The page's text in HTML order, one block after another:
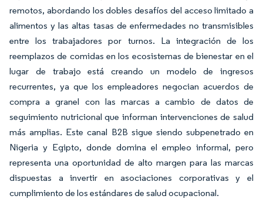
remotos, abordando los dobles desafíos del acceso limitado a
alimentos y las altas tasas de enfermedades no transmisibles
entre los trabajadores por turnos. La integración de los
reemplazos de comidas en los ecosistemas de bienestar en el
lugar de trabajo está creando un modelo de ingresos
recurrentes, ya que los empleadores negocian acuerdos de
compra a granel con las marcas a cambio de datos de
seguimiento nutricional que informan intervenciones de salud
más amplias. Este canal B2B sigue siendo subpenetrado en
Nigeria y Egipto, donde domina el empleo informal, pero
representa una oportunidad de alto margen para las marcas
dispuestas a invertir en asociaciones corporativas y el
cumplimiento de los estándares de salud ocupacional.